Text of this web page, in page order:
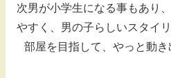
次男が小学生になる事もあり
やすく、男の子らしいスタイ
部屋を目指して、やっと動き